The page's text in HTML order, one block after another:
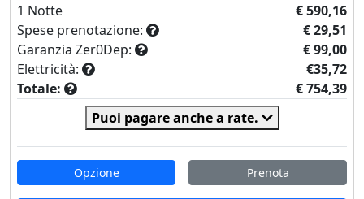
1 Notte
€ 590,16
Spese prenotazione:
€ 29,51
Garanzia Zer0Dep:
€ 99,00
Elettricità:
€35,72
Totale:
€ 754,39
Puoi pagare anche a rate.
Opzione Prenota